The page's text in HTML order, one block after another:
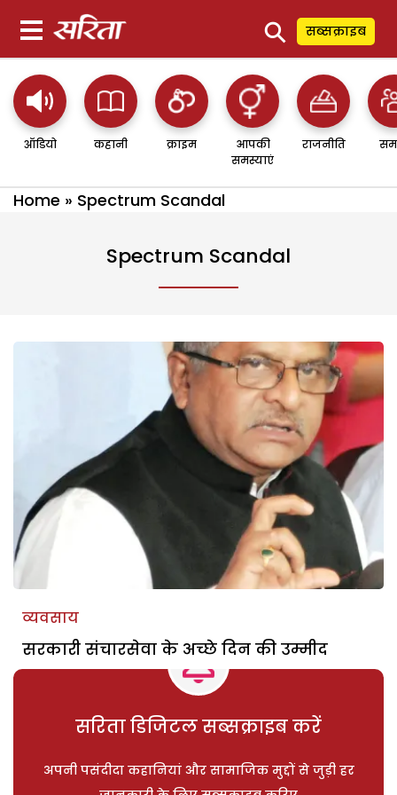
⚲ सब्सक्राइब
ऑडियो कहानी क्राइम
आपकी
समस्याएं
राजनीति
Home » Spectrum Scandal
Spectrum Scandal
व्यवसाय
सरकारी संचारसेवा के अच्छे दिन की उम्मीद
सरिता डिजिटल सब्सक्राइब करें
अपनी पसंदीदा कहानियां और सामाजिक मुद्दों से जुड़ी हर